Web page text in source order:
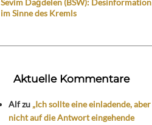
im Sinne des Kremls
Aktuelle Kommentare
Alfzu „Ich sollte eine einladende, aber
nicht auf die Antwort eingehende